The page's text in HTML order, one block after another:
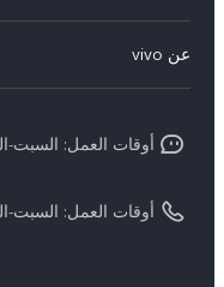
X300 Ultra
V70 FE
مراكز الصيانة
أسعار قطع الغيار
عن vivo
الأخبار
ARABIC/العربية: